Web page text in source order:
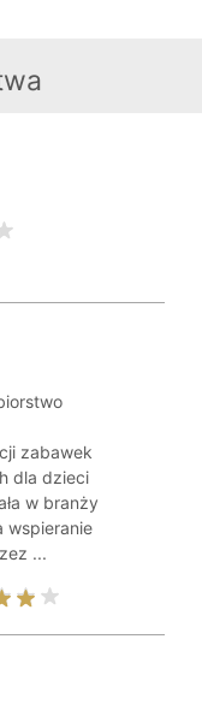
zabawek
dla dzieci
w branży
wspieranie
...